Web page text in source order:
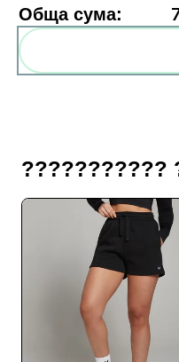
Обща сума:
???????????